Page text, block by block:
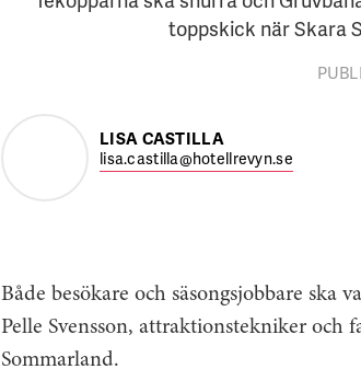
toppskick när Skara
LISA CASTILLA
lisa.castilla@hotellrevyn.se
Både besökare och säsongsjobbare ska
Pelle Svensson, attraktionstekniker och
Sommarland.